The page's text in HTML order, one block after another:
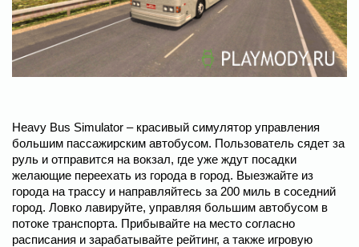
Heavy Bus Simulator – красивый симулятор управления
большим пассажирским автобусом. Пользователь сядет за
руль и отправится на вокзал, где уже ждут посадки
желающие переехать из города в город. Выезжайте из
города на трассу и направляйтесь за 200 миль в соседний
город. Ловко лавируйте, управляя большим автобусом в
потоке транспорта. Прибывайте на место согласно
расписания и зарабатывайте рейтинг, а также игровую